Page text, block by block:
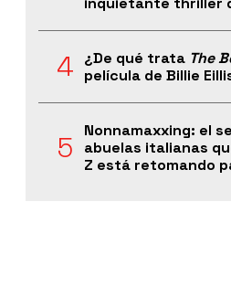
¿De qué trata The
película de Billie
Nonnamaxxing: el
abuelas italianas
Z está retomando